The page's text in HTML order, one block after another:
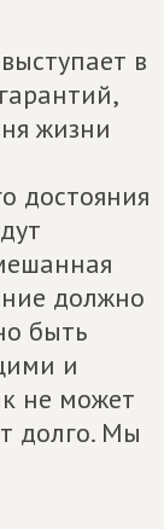
в
жизни
достояния
должно
быть
и
не может
долго. Мы